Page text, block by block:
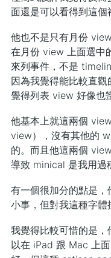
面還是可以看得到這個
他也不是只有月份
在月份 view 上面選中
來列事件，不是
因為我覺得能比較直
覺得列表 view 好像也
他基本上就這兩個
view），沒有其他的
的。而且他這兩個
導致 minical 是我用過
有一個很加分的點是
小事，但對我這種字體
我覺得比較可惜的是
以在 iPad 跟 Mac 上